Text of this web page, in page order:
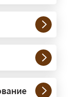
—
на
и
груза.